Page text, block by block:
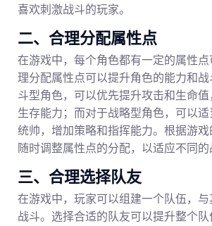
喜欢刺激战斗的玩家。
二、合理分配属性点
在游戏中，每个角色都有一定的属性
理分配属性点可以提升角色的能力和
斗型角色，可以优先提升攻击和生命
生存能力；而对于战略型角色，可以
统帅，增加策略和指挥能力。根据游戏
随时调整属性点的分配，以适应不同的
三、合理选择队友
在游戏中，玩家可以组建一个队伍，
战斗。选择合适的队友可以提升整个队